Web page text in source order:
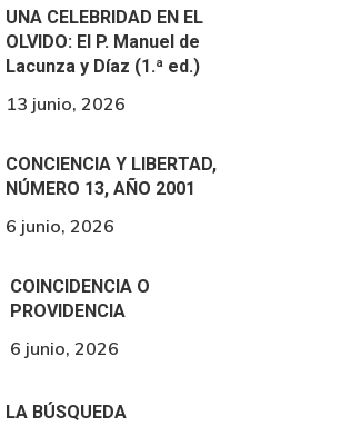
UNA CELEBRIDAD EN EL
OLVIDO: El P. Manuel de
Lacunza y Díaz (1.ª ed.)
13 junio, 2026
CONCIENCIA Y LIBERTAD,
NÚMERO 13, AÑO 2001
6 junio, 2026
COINCIDENCIA O
PROVIDENCIA
6 junio, 2026
LA BÚSQUEDA